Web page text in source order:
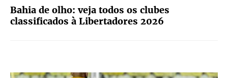
Bahia de olho: veja todos os clubes
classificados à Libertadores 2026